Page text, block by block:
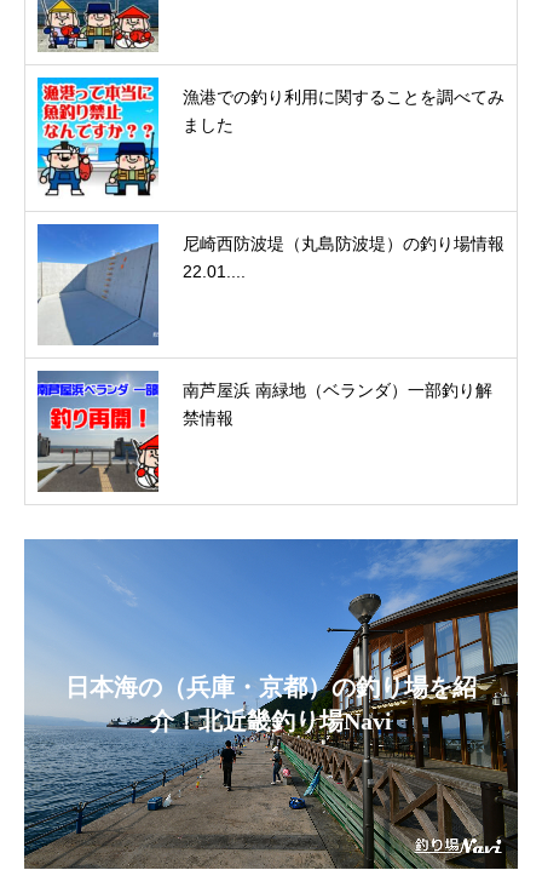
漁港での釣り利用に関することを調べてみ
ました
尼崎西防波堤（丸島防波堤）の釣り場情報
22.01....
南芦屋浜 南緑地（ベランダ）一部釣り解
禁情報
日本海の（兵庫・京都）の釣り場を紹
介！北近畿釣り場Navi